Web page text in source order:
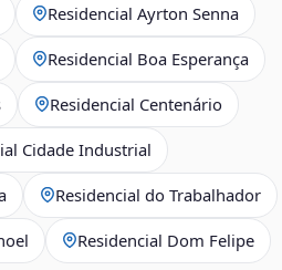
Residencial Ayrton Senna
Residencial Boa Esperança
Residencial Centenário
Cidade Industrial
Residencial do Trabalhador
Residencial Dom Felipe